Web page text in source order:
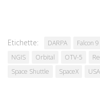
Etichette: DARPA Falcon 9
NGIS
Orbital OTV-5
Space Shuttle
SpaceX